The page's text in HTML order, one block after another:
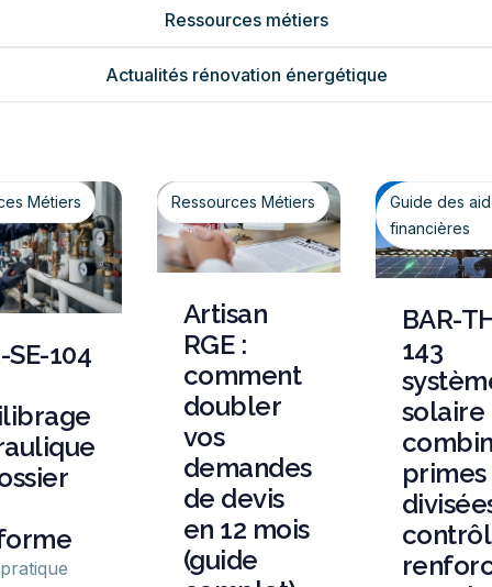
Ressources métiers
Actualités rénovation énergétique
SE-104
Métiers
Artisan
RGE :
comment
doubler
vos
demandes
de devis
en 12 mois
(guide
Ressources Métiers
BAR-
143
solaire
primes
Guide des
financières